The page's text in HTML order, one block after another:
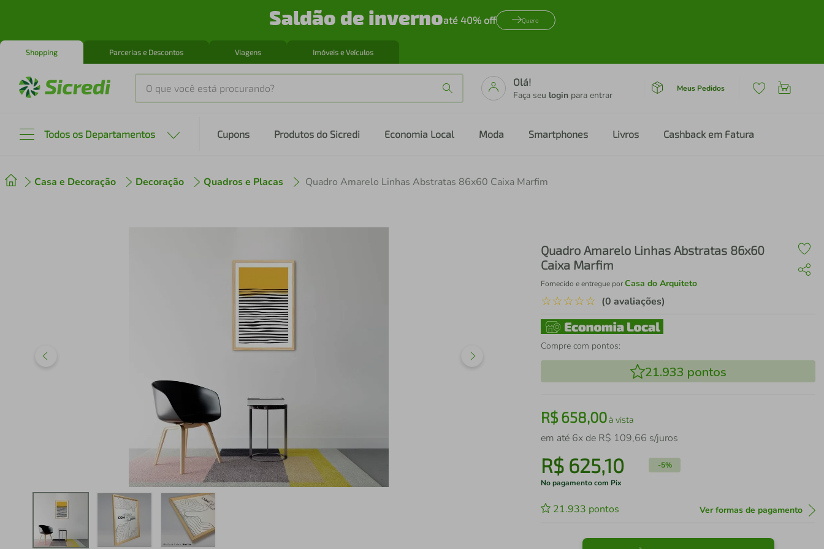
Saldão de invernoaté 40% off Quero
Shopping Parcerias e Descontos Viagens Imóveis e Veículos
O que você está procurando?
Olá!
Faça seu login para entrar
Meus Pedidos
Todos os Departamentos Cupons Produtos do Sicredi Economia Local Moda Smartphones Livros Cashback em Fatura
Casa e Decoração Decoração Quadros e Placas Quadro Amarelo Linhas Abstratas 86x60 Caixa Marfim
Quadro Amarelo Linhas Abstratas 86x60
Caixa Marfim
Fornecido e entregue porCasa do Arquiteto
☆☆☆☆☆ (0 avaliações)
Compre com pontos:
21.933 pontos
R$658,00à vista
em até 6x de R$ 109,66 s/juros
R$ 625,10 -5%
No pagamento com Pix
21.933 pontos Ver formas de pagamento
º cafeteira